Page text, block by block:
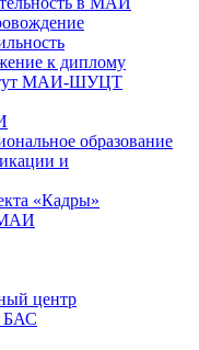
к диплому
МАИ-ШУЦТ
образование
и
«Кадры»
МАИ
центр
БАС